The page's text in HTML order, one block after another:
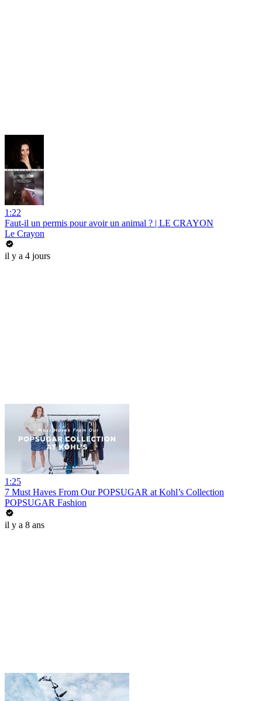
1:22
Faut-il un permis pour avoir un animal ? | LE CRAYON
Le Crayon
il y a 4 jours
1:25
7 Must Haves From Our POPSUGAR at Kohl’s Collection
POPSUGAR Fashion
il y a 8 ans